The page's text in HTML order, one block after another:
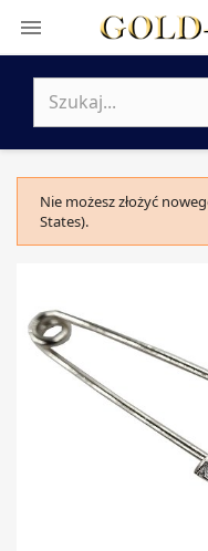

Nie możesz złożyć
States).